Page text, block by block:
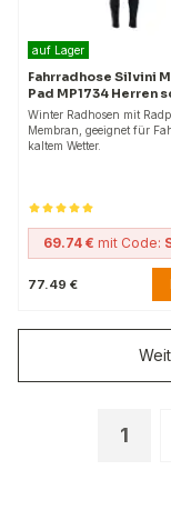
auf Lager
Fahrradhose Silvini
Pad MP1734 Herren
Winter Radhosen mit
Membran, geeignet für
kaltem Wetter.
69.74 € mit Code:
77.49 €
1